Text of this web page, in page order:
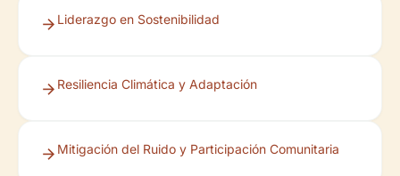
Liderazgo en Sostenibilidad
Resiliencia Climática y Adaptación
Mitigación del Ruido y Participación Comunitaria